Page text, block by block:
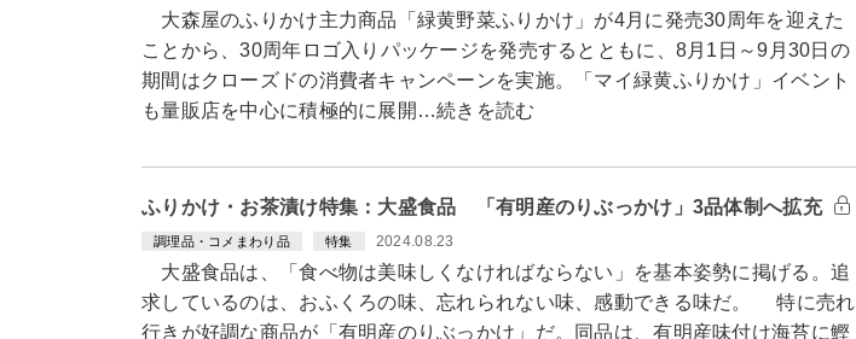
大森屋のふりかけ主力商品「緑黄野菜ふりかけ」が4月に発売30周年を迎えた
ことから、30周年ロゴ入りパッケージを発売するとともに、8月1日～9月30日の
期間はクローズドの消費者キャンペーンを実施。「マイ緑黄ふりかけ」イベント
も量販店を中心に積極的に展開…続きを読む
ふりかけ・お茶漬け特集：大盛食品 「有明産のりぶっかけ」3品体制へ拡充
調理品・コメまわり品 特集 2024.08.23
大盛食品は、「食べ物は美味しくなければならない」を基本姿勢に掲げる。追
求しているのは、おふくろの味、忘れられない味、感動できる味だ。 特に売れ
行きが好調な商品が「有明産のりぶっかけ」だ。同品は、有明産味付け海苔に鰹